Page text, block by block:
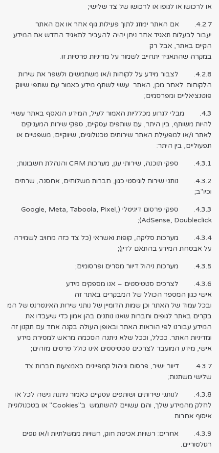
או לרכושו או לגופו או לרכושו של צד שלישי;
4.2.7. אם האתר ימוזג לתוך פעילות גוף אחר או אם האתר
יעבור לבעלות תאגיד אחר ניתן יהיה להעביר לתאגיד החדש את המידע
הקיים באתר, אבל רק
במקרה שהתאגיד יתחייב לשמור על מדיניות פרטיות זו.
4.2.8. לצבור מידע על לקוחות ו/או משתמשים ולשפר את שירות
הלקוחות. לאחר מכן, האתר עשוי לשתף מידע כאמור עם שותפי שיווק
פוטנציאליים ומפרסמים;
4.3. מבלי לגרוע מכלליות האמור לעיל, המידע הנאסף באתר עשויי
להיות משותף, בין היתר, עם שותפים עסקיים, ספקי שירות המעניקים
לאתר ו/או למפעילת האתר שירותים טכנולוגיים, שיווקיים, משפטיים או
תפעוליים, בין היתר:
4.3.1. ספקי תוכנה, שירותי ענן, מערכות CRM והנהלת חשבונות;
4.3.2. נותני שירות לוגיסטי כגון, חברות משלוחים, אחסנה, שרתים
וכיו"ב;
4.3.3. ספקי פרסום דיגיטלי (Google, Meta, Taboola, Pixel,
AdSense, Doubleclick);
4.3.4. מערכות סליקה, קופות ואשראי (כל צד כזה מחויב לשמירה
על אבטחת המידע בהתאם לדין);
4.3.5. מערכות ניהול דיוור מסרים ופרסומים;
4.3.6. לצרכים סטטיסטים – אנו מספקים מידע
אישי כגון המספר הכולל של המבקרים באתר זה
ובכל עמוד של האתר וכן שמות הדומיין של נותני שירות האינטרנט של המ
בקרים באתר לגופים וחברות שאנו נותנים בהן אמון כדי שיעבדו את
המידע עבורנו לפי הוראות האתר ובאופן העולה בקנה אחד עם תקנון זה
ומדיניות האתר. ככלל, וככל שלא ניתנה הסכמה מראש למסירת מידע
אישי, מידע המועבר לצרכים סטטיסטים אינו כולל פרטים מזהים;
4.3.7. דיוור ישיר, פרסום וניהול קמפיינים באמצעות חברות צד
שלישי משתנות;
4.3.8. לנותני שירותים ושותפים עסקיים כאמור ניתנת גישה לכל או
לחלק מהמידע שלך, והם עשויים להשתמש ב"Cookies" או בטכנולוגיית
איסוף אחרות.
4.3.9. אחרים: רשויות אכיפת חוק, רשויות ממשלתיות ו/או גופים
רגולטוריים.